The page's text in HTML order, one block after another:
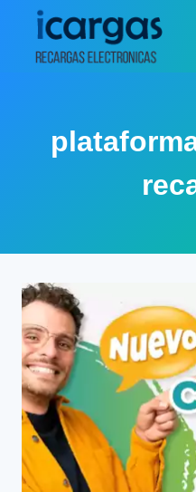
Saltar
contenido